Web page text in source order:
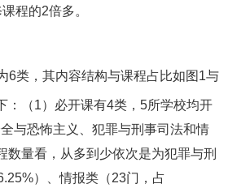
程的2倍多。
6类，其内容结构与课程占比如图 1与
：（1）必开课有4类， 5所学校均开
与恐怖主义、犯罪与刑事司法和情
数量看，从多到少依次是为犯罪与刑
）、情报类（23门，占